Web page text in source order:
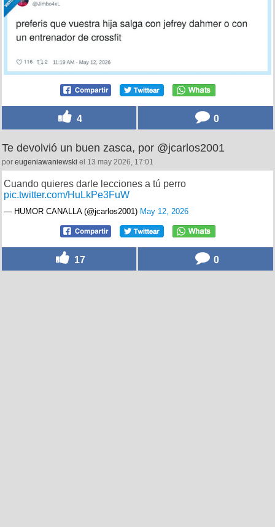
4 0
Te devolvió un buen zasca, por @jcarlos2001
por eugeniawaniewski el 13 may 2026, 17:01
Cuando quieres darle lecciones a tú perro
pic.twitter.com/HuLkPe3FuW
— HUMOR CANALLA (@jcarlos2001) May 12, 2026
17 0